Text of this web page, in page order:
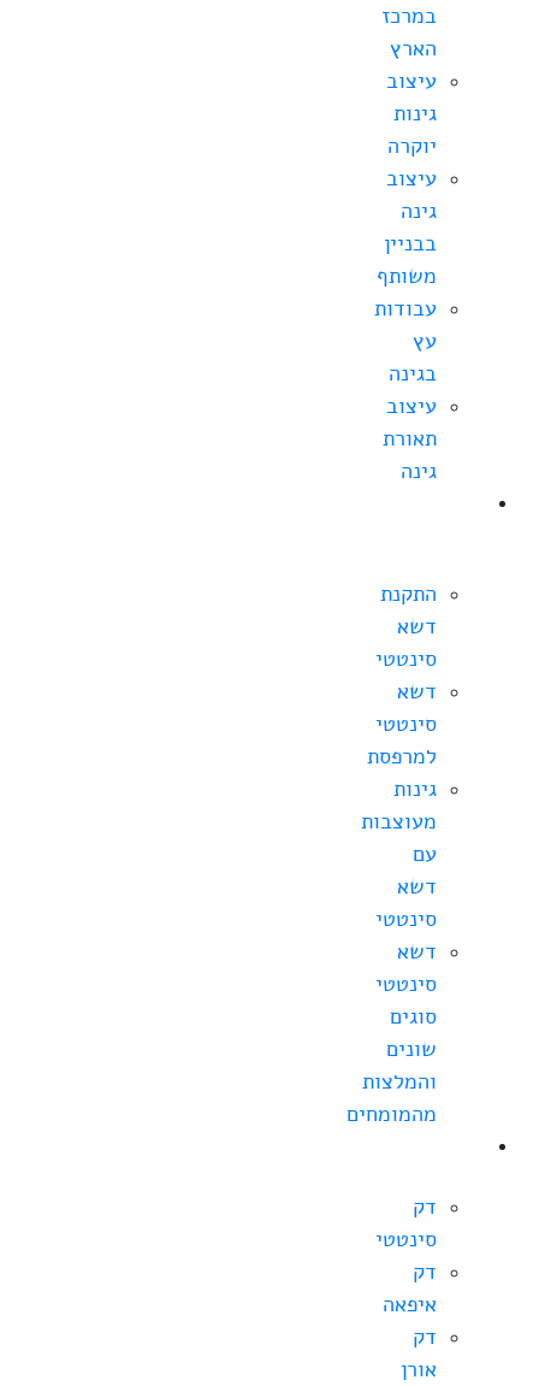
במרכז
הארץ
עיצוב
גינות
יוקרה
עיצוב
גינה
בבניין
משותף
עבודות
עץ
בגינה
עיצוב
תאורת
גינה
התקנת
דשא
סינטטי
דשא
סינטטי
למרפסת
גינות
מעוצבות
עם
דשא
סינטטי
דשא
סינטטי
סוגים
שונים
והמלצות
מהמומחים
דק
סינטטי
דק
איפאה
דק
אורן